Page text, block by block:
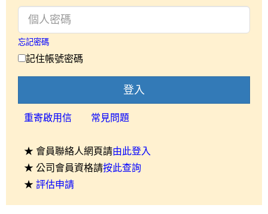
忘記密碼
記住帳號密碼
登入
重寄啟用信 常見問題
★ 會員聯絡人網頁請由此登入
★ 公司會員資格請按此查詢
★ 評估申請